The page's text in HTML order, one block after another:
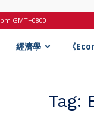
GMT+0800
經濟學 《
Tag: